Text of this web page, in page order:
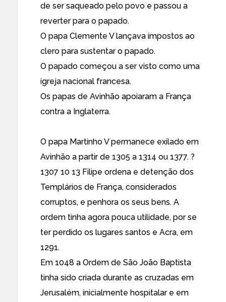
de ser saqueado pelo povo e passou a
reverter para o papado.
O papa Clemente V lançava impostos ao
clero para sustentar o papado.
O papado começou a ser visto como uma
igreja nacional francesa.
Os papas de Avinhão apoiaram a França
contra a Inglaterra.
O papa Martinho V permanece exilado em
Avinhão a partir de 1305 a 1314 ou 1377. ?
1307 10 13 Filipe ordena e detenção dos
Templários de França, considerados
corruptos, e penhora os seus bens. A
ordem tinha agora pouca utilidade, por se
ter perdido os lugares santos e Acra, em
1291.
Em 1048 a Ordem de São João Baptista
tinha sido criada durante as cruzadas em
Jerusalém, inicialmente hospitalar e em